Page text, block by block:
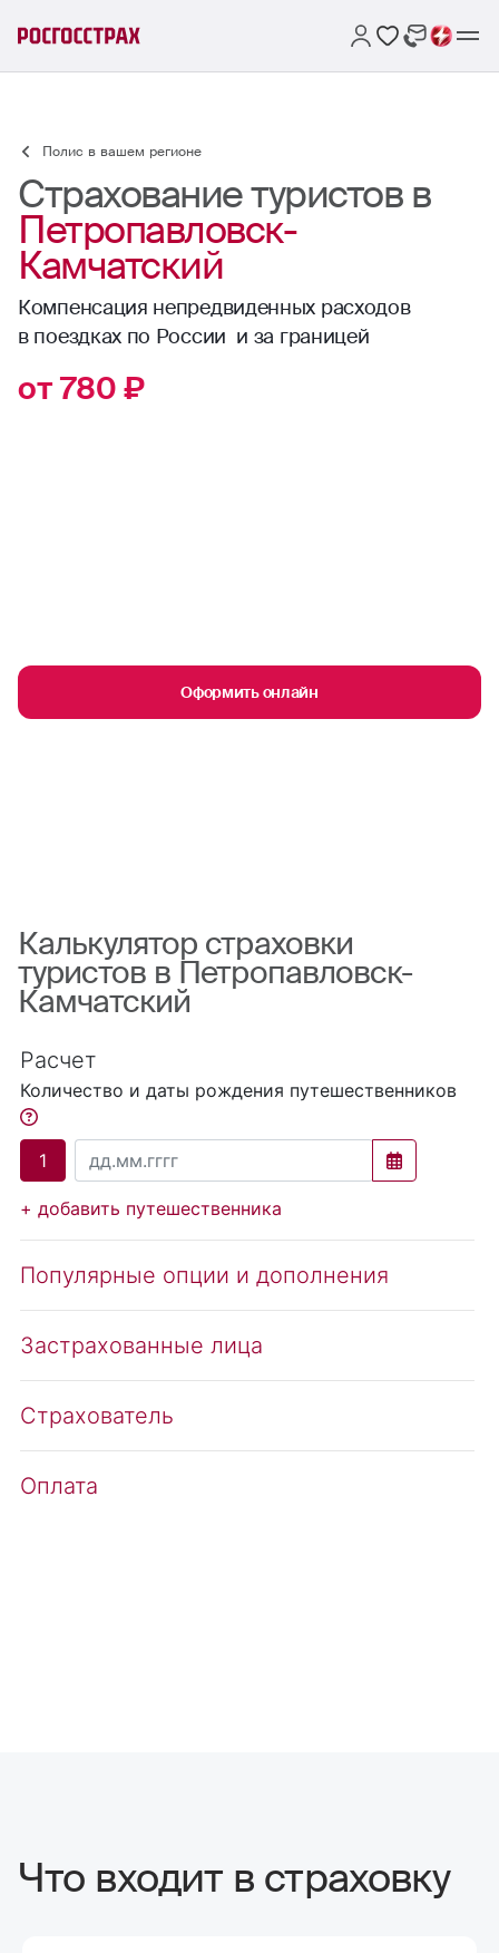
Полис в вашем регионе
Страхование туристов в
Петропавловск-
Камчатский
Компенсация непредвиденных расходов
в поездках по России и за границей
от 780 ₽
Оформить онлайн
Калькулятор страховки
туристов в Петропавловск-
Камчатский
Что входит в страховку